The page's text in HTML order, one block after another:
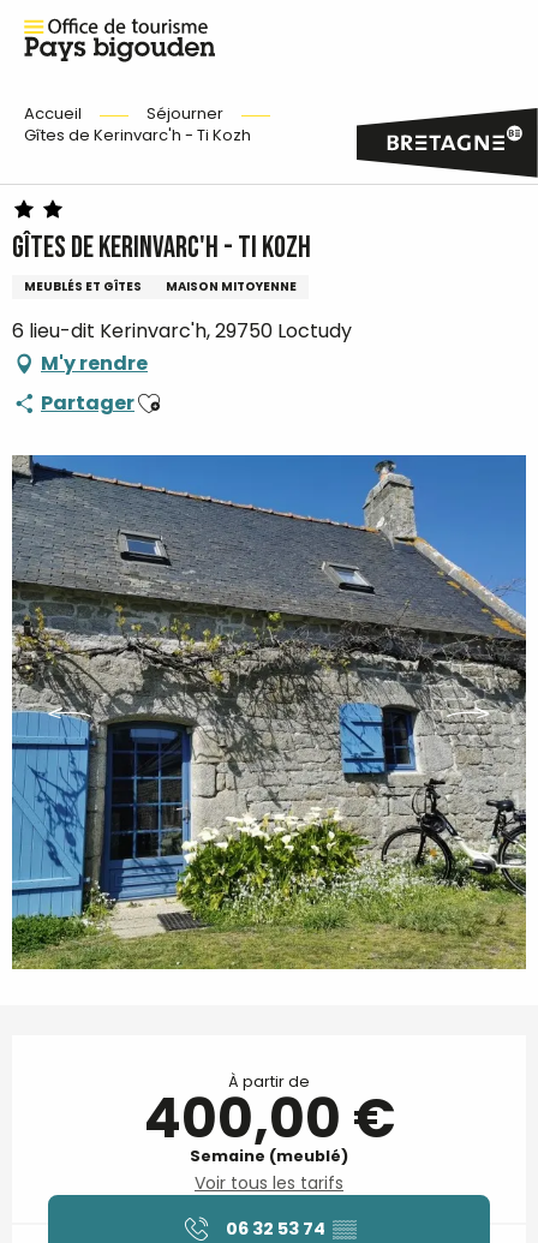
Accueil
Séjourner
Gîtes de Kerinvarc'h - Ti Kozh
Gîtes de Kerinvarc'h - Ti Kozh
MEUBLÉS ET GÎTES MAISON MITOYENNE
6 lieu-dit Kerinvarc'h, 29750 Loctudy
M'y rendre
PartagerAjouter aux favoris
À partir de
400,00 €
Semaine (meublé)
Voir tous les tarifs
06 32 53 74 ▒▒